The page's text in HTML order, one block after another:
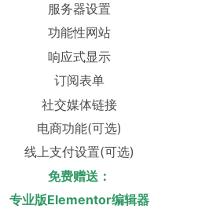
服务器设置
功能性网站
响应式显示
订阅表单
社交媒体链接
电商功能(可选)
线上支付设置(可选)
免费赠送：
专业版Elementor编辑器